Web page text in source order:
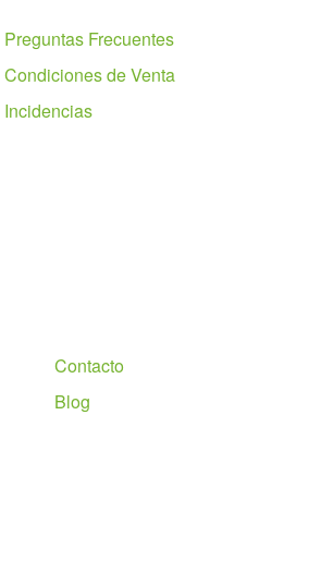
Preguntas Frecuentes
Condiciones de Venta
Incidencias
Contacto
Blog